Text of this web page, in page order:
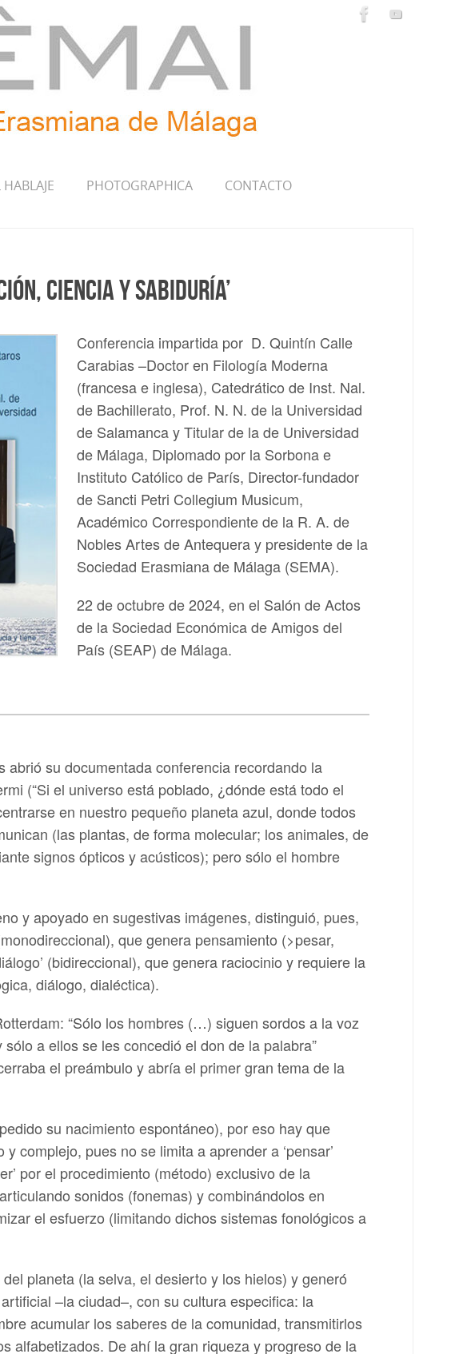
HABLAJE PHOTOGRAPHICA CONTACTO
ciencia y sabiduría’
Conferencia impartida por D. Quintín Calle
Carabias –Doctor en Filología Moderna
(francesa e inglesa), Catedrático de Inst. Nal.
de Bachillerato, Prof. N. N. de la Universidad
de Salamanca y Titular de la de Universidad
de Málaga, Diplomado por la Sorbona e
Instituto Católico de París, Director-fundador
de Sancti Petri Collegium Musicum,
Académico Correspondiente de la R. A. de
Nobles Artes de Antequera y presidente de la
Sociedad Erasmiana de Málaga (SEMA).
22 de octubre de 2024, en el Salón de Actos
de la Sociedad Económica de Amigos del
País (SEAP) de Málaga.
abrió su documentada conferencia recordando la
(“Si el universo está poblado, ¿dónde está todo el
en nuestro pequeño planeta azul, donde todos
(las plantas, de forma molecular; los animales, de
signos ópticos y acústicos); pero sólo el hombre
y apoyado en sugestivas imágenes, distinguió, pues,
que genera pensamiento (>pesar,
(bidireccional), que genera raciocinio y requiere la
diálogo, dialéctica).
“Sólo los hombres (…) siguen sordos a la voz
a ellos se les concedió el don de la palabra”
el preámbulo y abría el primer gran tema de la
su nacimiento espontáneo), por eso hay que
complejo, pues no se limita a aprender a ‘pensar’
por el procedimiento (método) exclusivo de la
sonidos (fonemas) y combinándolos en
el esfuerzo (limitando dichos sistemas fonológicos a
planeta (la selva, el desierto y los hielos) y generó
–la ciudad–, con su cultura especifica: la
acumular los saberes de la comunidad, transmitirlos
alfabetizados. De ahí la gran riqueza y progreso de la